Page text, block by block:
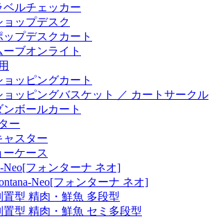
ベルチェッカー
ョップデスク
ップデスクカート
ーブオンライト
ョッピングカート
ョッピングバスケット ／ カートサークル
ンボールカート
ー
ャスター
ケース
Neo[フォンターナ ネオ]
Neo[フォンターナ ネオ]
置型 精肉・鮮魚 多段型
置型 精肉・鮮魚 セミ多段型